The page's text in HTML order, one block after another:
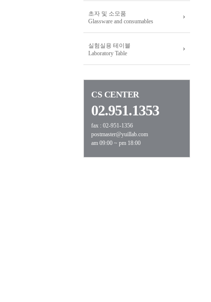
초자 및 소모품
Glassware and consumables
실험실용 테이블
Laboratory Table
CS CENTER
02.951.1353
fax : 02-951-1356
postmaster@yuillab.com
am 09:00 ~ pm 18:00